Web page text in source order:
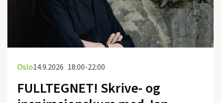
Oslo14.9.2026 18:00-22:00
FULLTEGNET! Skrive- og